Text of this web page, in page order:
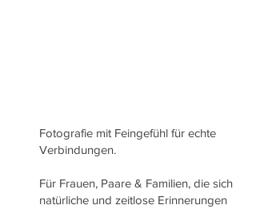
Fotografie mit Feingefühl für echte
Verbindungen.
Für Frauen, Paare & Familien, die sich
natürliche und zeitlose Erinnerungen